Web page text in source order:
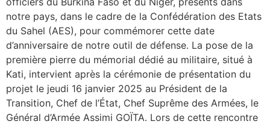
notre pays, dans le cadre de la Confédération des Etats
du Sahel (AES), pour commémorer cette date
d’anniversaire de notre outil de défense. La pose de la
première pierre du mémorial dédié au militaire, situé à
Kati, intervient après la cérémonie de présentation du
projet le jeudi 16 janvier 2025 au Président de la
Transition, Chef de l’État, Chef Suprême des Armées, le
Général d’Armée Assimi GOÏTA. Lors de cette rencontre